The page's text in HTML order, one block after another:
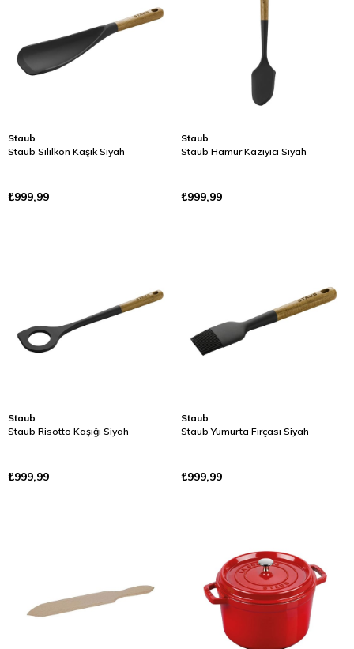
Staub
Staub Sililkon Kaşık Siyah
₺999,99
Staub
Staub Hamur Kazıyıcı Siyah
₺999,99
Staub
Staub Risotto Kaşığı Siyah
₺999,99
Staub
Staub Yumurta Fırçası Siyah
₺999,99